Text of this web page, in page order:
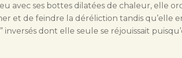
avec ses bottes dilatées de chaleur, elle
et de feindre la déréliction tandis qu’elle
dont elle seule se réjouissait